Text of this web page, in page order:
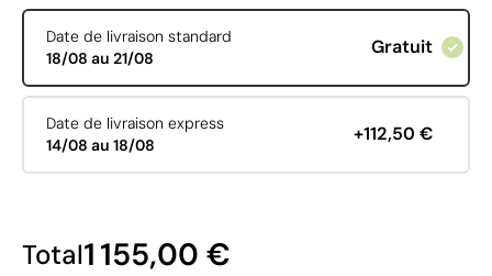
Date de livraison standard
18/08 au 21/08
Gratuit
Date de livraison express
14/08 au 18/08
+112,50 €
Total1 155,00 €